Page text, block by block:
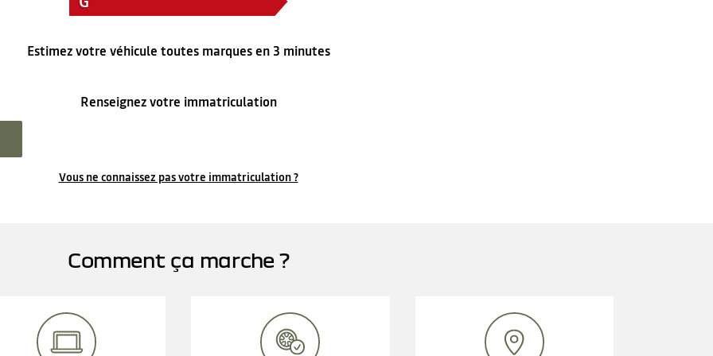
Estimez votre véhicule toutes marques en 3 minutes
Renseignez votre immatriculation
Vous ne connaissez pas votre immatriculation ?
Comment ça marche ?